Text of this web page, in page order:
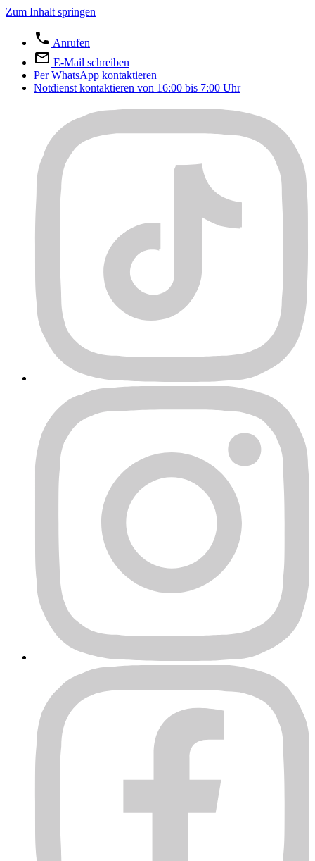
Zum Inhalt springen
Anrufen
E-Mail schreiben
Per WhatsApp kontaktieren
Notdienst kontaktieren von 16:00 bis 7:00 Uhr